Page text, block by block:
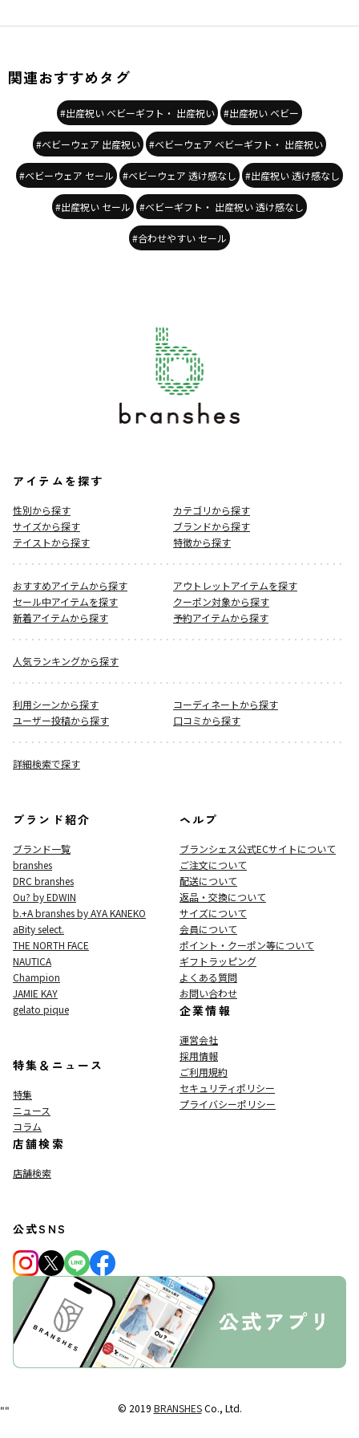
関連おすすめタグ
#出産祝い ベビーギフト・ 出産祝い #出産祝い ベビー
#ベビーウェア 出産祝い #ベビーウェア ベビーギフト・ 出産祝い
#ベビーウェア セール #ベビーウェア 透け感なし #出産祝い 透け感なし
#出産祝い セール #ベビーギフト・ 出産祝い 透け感なし
#合わせやすい セール
アイテムを探す
性別から探す
カテゴリから探す
サイズから探す
ブランドから探す
テイストから探す
特徴から探す
おすすめアイテムから探す
アウトレットアイテムを探す
セール中アイテムを探す
クーポン対象から探す
新着アイテムから探す
予約アイテムから探す
人気ランキングから探す
利用シーンから探す
コーディネートから探す
ユーザー投稿から探す
口コミから探す
詳細検索で探す
ブランド紹介
ブランド一覧
branshes
DRC branshes
Ou? by EDWIN
b.+A branshes by AYA KANEKO
aBity select.
THE NORTH FACE
NAUTICA
Champion
JAMIE KAY
gelato pique
特集＆ニュース
特集
ニュース
コラム
店舗検索
店舗検索
ヘルプ
ブランシェス公式ECサイトについて
ご注文について
配送について
返品・交換について
サイズについて
会員について
ポイント・クーポン等について
ギフトラッピング
よくある質問
お問い合わせ
企業情報
運営会社
採用情報
ご利用規約
セキュリティポリシー
プライバシーポリシー
公式SNS
© 2019 BRANSHESCo., Ltd.
""